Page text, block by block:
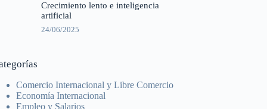
Crecimiento lento e inteligencia
artificial
24/06/2025
Comercio Internacional y Libre Comercio
Economía Internacional
Empleo y Salarios